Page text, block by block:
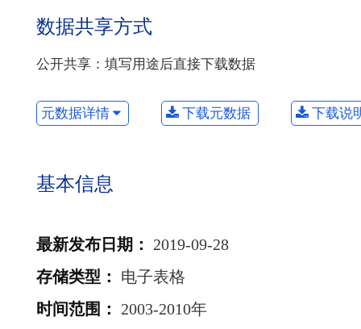
数据共享方式
公开共享：填写用途后直接下载数据
元数据详情 下载元数据 下载说
基本信息
最新发布日期 ：
2019-09-28
存储类型 ：
电子表格
时间范围 ：
2003-2010年